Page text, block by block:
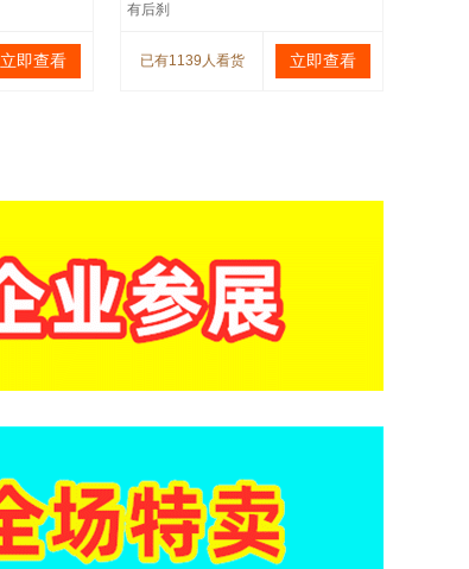
立即查看
有后刹
已有1139人看货 立即查看